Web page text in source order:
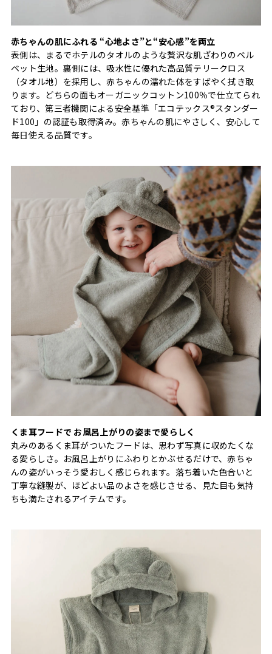
赤ちゃんの肌にふれる “心地よさ”と“安心感”を両立
表側は、まるでホテルのタオルのような贅沢な肌ざわりのベル
ベット生地。裏側には、吸水性に優れた高品質テリークロス
（タオル地）を採用し、赤ちゃんの濡れた体をすばやく拭き取
ります。どちらの面もオーガニックコットン100％で仕立てられ
ており、第三者機関による安全基準「エコテックス®スタンダー
ド100」の認証も取得済み。赤ちゃんの肌にやさしく、安心して
毎日使える品質です。
くま耳フードで お風呂上がりの姿まで愛らしく
丸みのあるくま耳がついたフードは、思わず写真に収めたくな
る愛らしさ。お風呂上がりにふわりとかぶせるだけで、赤ちゃ
んの姿がいっそう愛おしく感じられます。落ち着いた色合いと
丁寧な縫製が、ほどよい品のよさを感じさせる、見た目も気持
ちも満たされるアイテムです。​